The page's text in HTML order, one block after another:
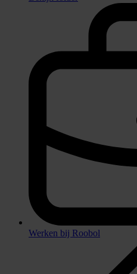
Werken bij Roobol